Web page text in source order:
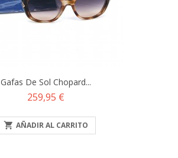
Gafas De Sol Chopard...
Precio
259,95 €
 AÑADIR AL CARRITO